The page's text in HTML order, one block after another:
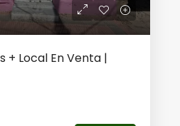
Local En Venta |